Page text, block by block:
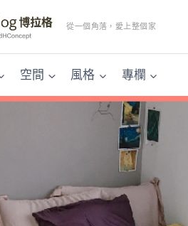
從一個角落，愛上整個家
空間 風格 專欄